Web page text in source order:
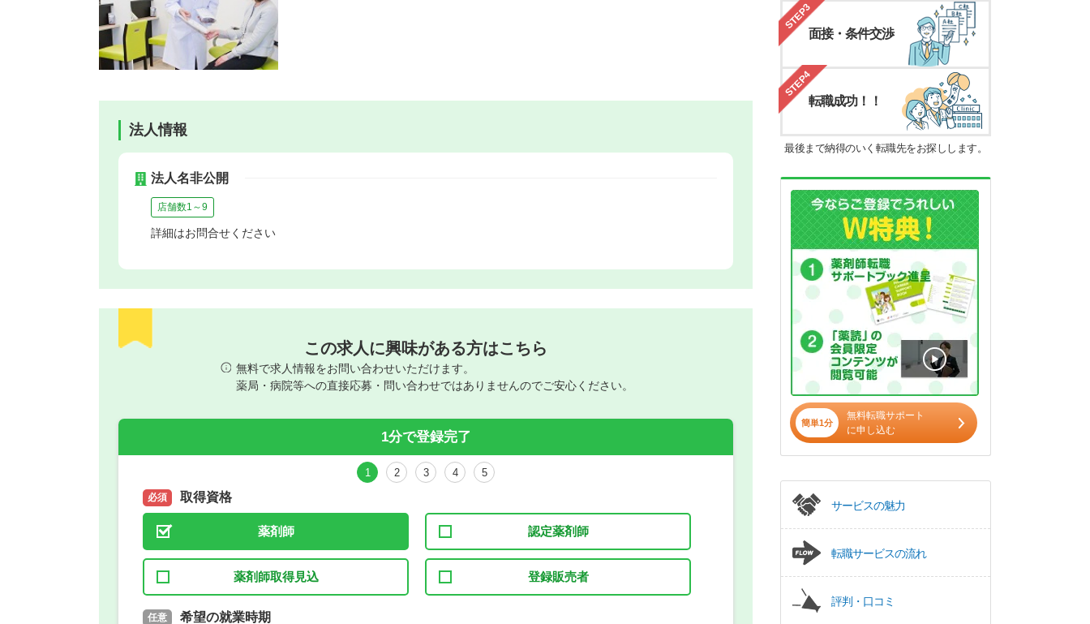
法人情報
法人名非公開
店舗数1～9
詳細はお問合せください
この求人に興味がある方はこちら
無料で求人情報をお問い合わせいただけます。
薬局・病院等への直接応募・問い合わせではありませんのでご安心ください。
1分で登録完了
1 2 3 4 5
必須 取得資格
薬剤師 認定薬剤師
薬剤師取得見込 登録販売者
必須 取得予定年
任意 希望の就業時期
希望の働き方
正社員
パート(週4日～5日)
STEP3
面接・条件交渉
STEP4
転職成功！！
最後まで納得のいく転職先をお探しします。
簡単1分
無料転職サポート
に申し込む
サービスの魅力
転職サービスの流れ
評判・口コミ